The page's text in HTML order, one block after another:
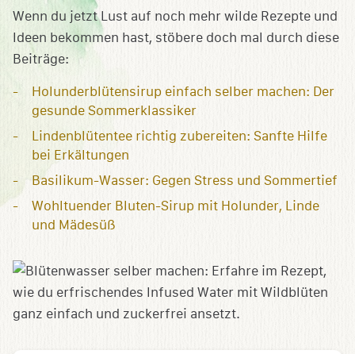
Wenn du jetzt Lust auf noch mehr wilde Rezepte und
Ideen bekommen hast, stöbere doch mal durch diese
Beiträge:
Holunderblütensirup einfach selber machen: Der
gesunde Sommerklassiker
Lindenblütentee richtig zubereiten: Sanfte Hilfe
bei Erkältungen
Basilikum-Wasser: Gegen Stress und Sommertief
Wohltuender Bluten-Sirup mit Holunder, Linde
und Mädesüß